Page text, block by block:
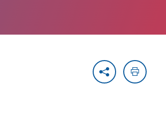
PartagerImprimer